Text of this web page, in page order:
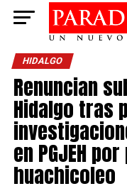
HIDALGO
Renuncian
Hidalgo tras
en PGJEH
huachicoleo